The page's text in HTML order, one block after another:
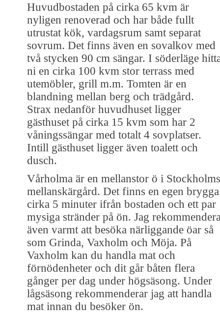
Huvudbostaden på cirka 65 kvm är
nyligen renoverad och har både fullt
utrustat kök, vardagsrum samt separat
sovrum. Det finns även en sovalkov med
två stycken 90 cm sängar. I söderläge
ni en cirka 100 kvm stor terrass med
utemöbler, grill m.m. Tomten är en
blandning mellan berg och trädgård.
Strax nedanför huvudhuset ligger
gästhuset på cirka 15 kvm som har 2
våningssängar med totalt 4 sovplatser.
Intill gästhuset ligger även toalett och
dusch.
Vårholma är en mellanstor ö i Stockholms
mellanskärgård. Det finns en egen brygga
cirka 5 minuter ifrån bostaden och ett par
mysiga stränder på ön. Jag
även varmt att besöka närliggande öar så
som Grinda, Vaxholm och Möja. På
Vaxholm kan du handla mat och
förnödenheter och dit går båten flera
gånger per dag under högsäsong. Under
lågsäsong rekommenderar jag att handla
mat innan du besöker ön.